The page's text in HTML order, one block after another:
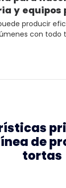
y equipos
producir
con todo
de
tortas